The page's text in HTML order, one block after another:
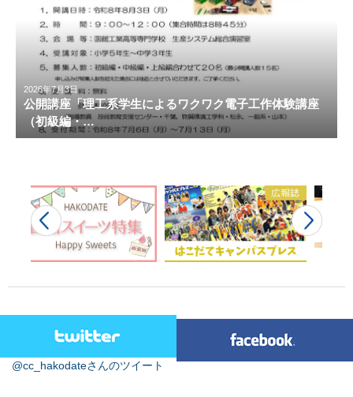
2026年7月3日
公開講座「理工系学生によるワクワク電子工作体験講座
（初級編・…
@cc_hakodateさんのツイート